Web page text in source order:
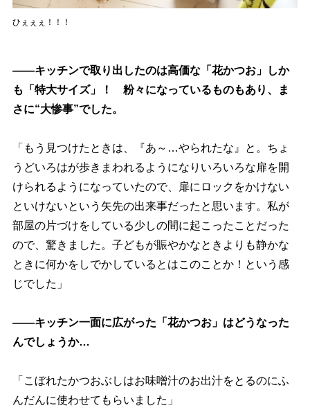
ひぇぇぇ！！！
――キッチンで取り出したのは高価な「花かつお」しか
も「特大サイズ」！ 粉々になっているものもあり、ま
さに“大惨事”でした。
「もう見つけたときは、『あ～…やられたな』と。ちょ
うどいろはが歩きまわれるようになりいろいろな扉を開
けられるようになっていたので、扉にロックをかけない
といけないという矢先の出来事だったと思います。私が
部屋の片づけをしている少しの間に起こったことだった
ので、驚きました。子どもが賑やかなときよりも静かな
ときに何かをしでかしているとはこのことか！という感
じでした」
――キッチン一面に広がった「花かつお」はどうなった
んでしょうか…
「こぼれたかつおぶしはお味噌汁のお出汁をとるのにふ
んだんに使わせてもらいました」